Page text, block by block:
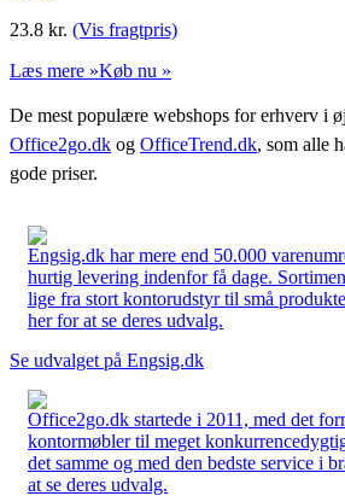
23.8 kr. (Vis fragtpris)
Læs mere »Køb nu »
De mest populære webshops for erhverv i
Office2go.dk og OfficeTrend.dk, som alle
gode priser.
Engsig.dk har mere end 50.000
hurtig levering indenfor få dage.
lige fra stort kontorudstyr til små
her for at se deres udvalg.
Se udvalget på Engsig.dk
Office2go.dk startede i 2011, med det
kontormøbler til meget
det samme og med den bedste service i
at se deres udvalg.